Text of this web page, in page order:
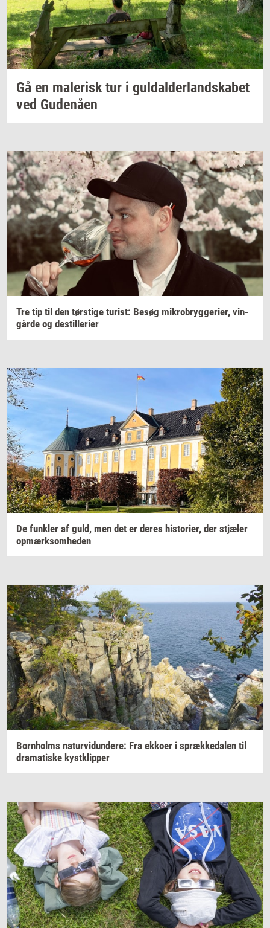
Gå en ma­le­risktur i gul­dal­der­land­ska­bet
ved Gu­denå­en
Tre tip til den tørsti­ge turist: Besøg mi­kro­bryg­ge­ri­er, vin­
går­de og destil­le­ri­er
De funk­ler af guld, men det er deres hi­sto­ri­er, der stjæ­ler
op­mærk­som­he­den
Born­holms na­tur­vi­dun­de­re: Fra ek­ko­er i spræk­ke­da­len til
dra­ma­ti­ske kyst­klip­per